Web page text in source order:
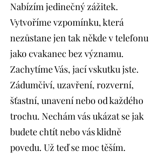
Nabízím jedinečný zážitek.
Vytvoříme vzpomínku, která
nezůstane jen tak někde v telefonu
jako cvakanec bez významu.
Zachytíme Vás, jací vskutku jste.
Zádumčiví, uzavření, rozverní,
šťastní, unavení nebo od každého
trochu. Nechám vás ukázat se jak
budete chtít nebo vás klidně
povedu. Už teď se moc těším.